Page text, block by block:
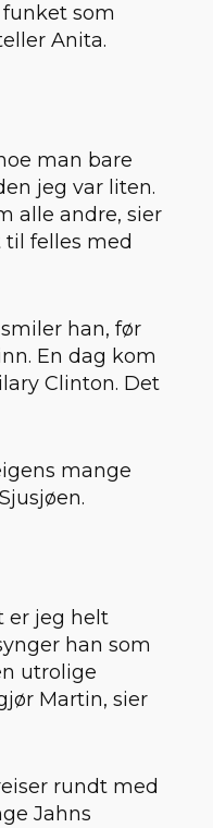
som
Anita.
man bare
jeg var liten.
alle andre, sier
felles med
han, før
En dag kom
Clinton. Det
mange
er jeg helt
han som
utrolige
Martin, sier
rundt med
Jahns